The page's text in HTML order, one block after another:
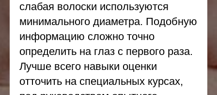
слабая волоски используются
минимального диаметра. Подобную
информацию сложно точно
определить на глаз с первого раза.
Лучше всего навыки оценки
отточить на специальных курсах,